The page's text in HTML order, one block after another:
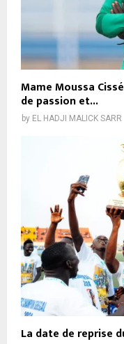
Mame Moussa
de passion et...
by EL HADJI MALICK SARR
La date de reprise